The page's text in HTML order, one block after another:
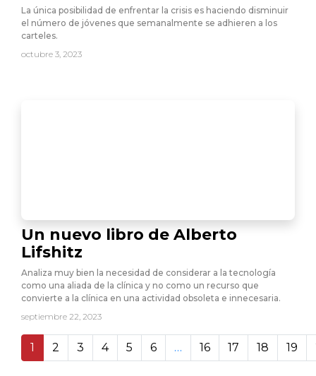
La única posibilidad de enfrentar la crisis es haciendo disminuir
el número de jóvenes que semanalmente se adhieren a los
carteles.
octubre 3, 2023
Un nuevo libro de Alberto
Lifshitz
Analiza muy bien la necesidad de considerar a la tecnología
como una aliada de la clínica y no como un recurso que
convierte a la clínica en una actividad obsoleta e innecesaria.
septiembre 22, 2023
1 2 3 4 5 6 … 16 17 18 19